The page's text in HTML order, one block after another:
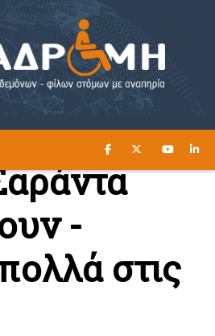
ΔΙΑΒΑΣΤΕ ΕΔΩ ►
-
στις